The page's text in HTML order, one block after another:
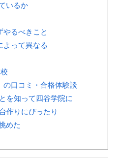
いるか
やるべきこと
よって異なる
の口コミ・合格体験談
を知って四谷学院に
作りにぴったり
めた